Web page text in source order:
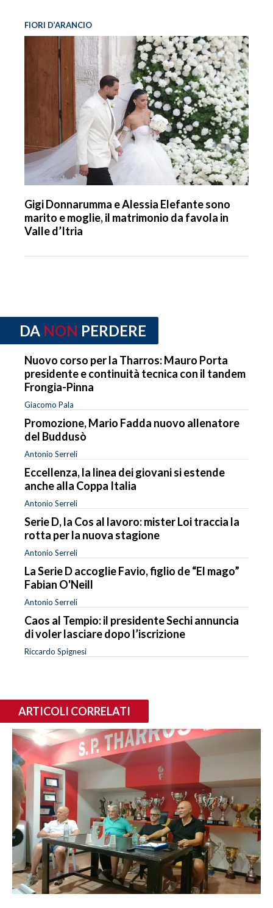
FIORI D’ARANCIO
Gigi Donnarumma e Alessia Elefante sono
marito e moglie, il matrimonio da favola in
Valle d’Itria
DA NON PERDERE
Nuovo corso per la Tharros: Mauro Porta
presidente e continuità tecnica con il tandem
Frongia-Pinna
Giacomo Pala
Promozione, Mario Fadda nuovo allenatore
del Buddusò
Antonio Serreli
Eccellenza, la linea dei giovani si estende
anche alla Coppa Italia
Antonio Serreli
Serie D, la Cos al lavoro: mister Loi traccia la
rotta per la nuova stagione
Antonio Serreli
La Serie D accoglie Favio, figlio de “El mago”
Fabian O'Neill
Antonio Serreli
Caos al Tempio: il presidente Sechi annuncia
di voler lasciare dopo l’iscrizione
Riccardo Spignesi
ARTICOLI CORRELATI